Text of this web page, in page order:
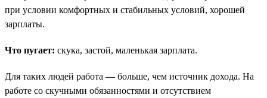
при условии комфортных и стабильных условий, хорошей
зарплаты.
Что пугает: скука, застой, маленькая зарплата.
Для таких людей работа — больше, чем источник дохода. На
работе со скучными обязанностями и отсутствием